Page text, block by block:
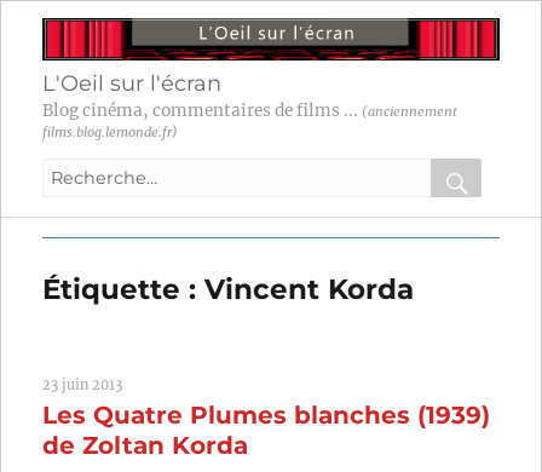
L'Oeil sur l'écran
Blog cinéma, commentaires de films ... (anciennement
films.blog.lemonde.fr)
Recherche
:
OK
Étiquette :Vincent Korda
23 juin 2013
Les Quatre Plumes blanches (1939)
de Zoltan Korda